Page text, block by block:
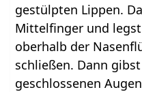
gestülpten Lippen.
Mittelfinger und
oberhalb der
schließen. Dann
geschlossenen